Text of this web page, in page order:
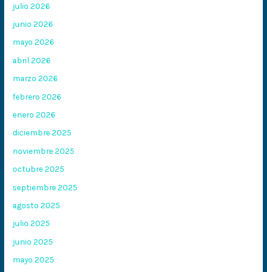
julio 2026
junio 2026
mayo 2026
abril 2026
marzo 2026
febrero 2026
enero 2026
diciembre 2025
noviembre 2025
octubre 2025
septiembre 2025
agosto 2025
julio 2025
junio 2025
mayo 2025